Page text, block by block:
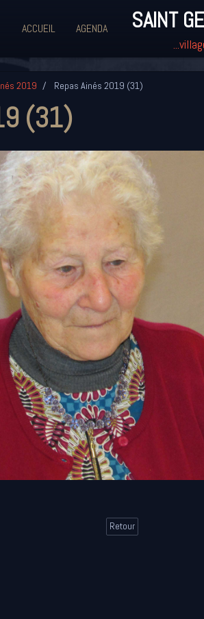
ACCUEIL AGENDA SAINT
2019 Repas Ainés 2019 (31)
(31)
Retour